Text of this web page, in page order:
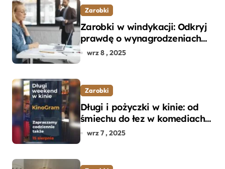
Zarobki
Zarobki w windykacji: Odkryj
prawdę o wynagrodzeniach
specjalistów w branży
wrz 8 , 2025
Zarobki
Długi i pożyczki w kinie: od
śmiechu do łez w komediach i
dramatach
wrz 7 , 2025